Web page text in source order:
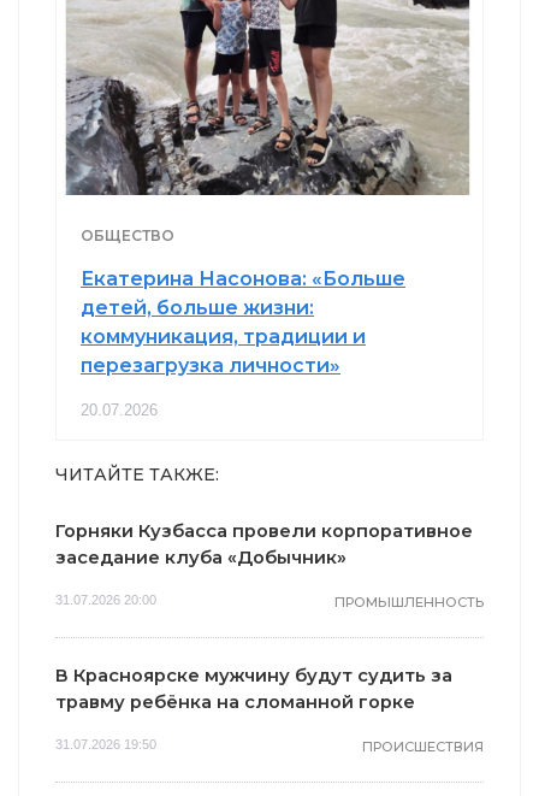
ОБЩЕСТВО
Екатерина Насонова: «Больше
детей, больше жизни:
коммуникация, традиции и
перезагрузка личности»
20.07.2026
ЧИТАЙТЕ ТАКЖЕ:
Горняки Кузбасса провели корпоративное
заседание клуба «Добычник»
31.07.2026 20:00 ПРОМЫШЛЕННОСТЬ
В Красноярске мужчину будут судить за
травму ребёнка на сломанной горке
31.07.2026 19:50 ПРОИСШЕСТВИЯ